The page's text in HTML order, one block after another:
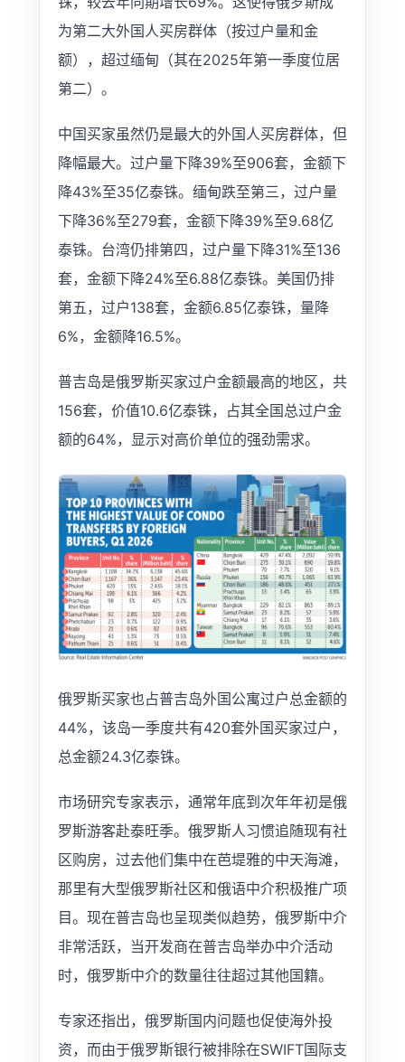
为第二大外国人买房群体（按过户量和金
额），超过缅甸（其在2025年第一季度位居
第二）。
中国买家虽然仍是最大的外国人买房群体，但
降幅最大。过户量下降39%至906套，金额下
降43%至35亿泰铢。缅甸跌至第三，过户量
下降36%至279套，金额下降39%至9.68亿
泰铢。台湾仍排第四，过户量下降31%至136
套，金额下降24%至6.88亿泰铢。美国仍排
第五，过户138套，金额6.85亿泰铢，量降
6%，金额降16.5%。
普吉岛是俄罗斯买家过户金额最高的地区，共
156套，价值10.6亿泰铢，占其全国总过户金
额的64%，显示对高价单位的强劲需求。
俄罗斯买家也占普吉岛外国公寓过户总金额的
44%，该岛一季度共有420套外国买家过户，
总金额24.3亿泰铢。
市场研究专家表示，通常年底到次年年初是俄
罗斯游客赴泰旺季。俄罗斯人习惯追随现有社
区购房，过去他们集中在芭堤雅的中天海滩，
那里有大型俄罗斯社区和俄语中介积极推广项
目。现在普吉岛也呈现类似趋势，俄罗斯中介
非常活跃，当开发商在普吉岛举办中介活动
时，俄罗斯中介的数量往往超过其他国籍。
专家还指出，俄罗斯国内问题也促使海外投
资，而由于俄罗斯银行被排除在SWIFT国际支